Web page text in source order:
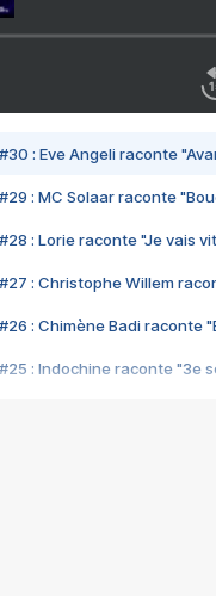
#30 : Eve Angeli raconte
#29 : MC Solaar raconte
#28 : Lorie raconte "Je vais
#27 : Christophe Willem
#26 : Chimène Badi raconte
#25 : Indochine raconte "3e